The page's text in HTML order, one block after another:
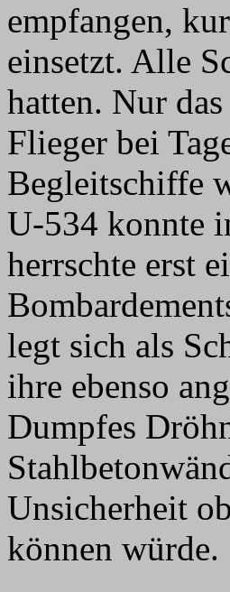
empfangen,
einsetzt. Alle
hatten. Nur
Flieger bei
Begleitschiffe
U-534 konnte
herrschte erst
legt sich als
ihre ebenso
Dumpfes
Unsicherheit
können würde.